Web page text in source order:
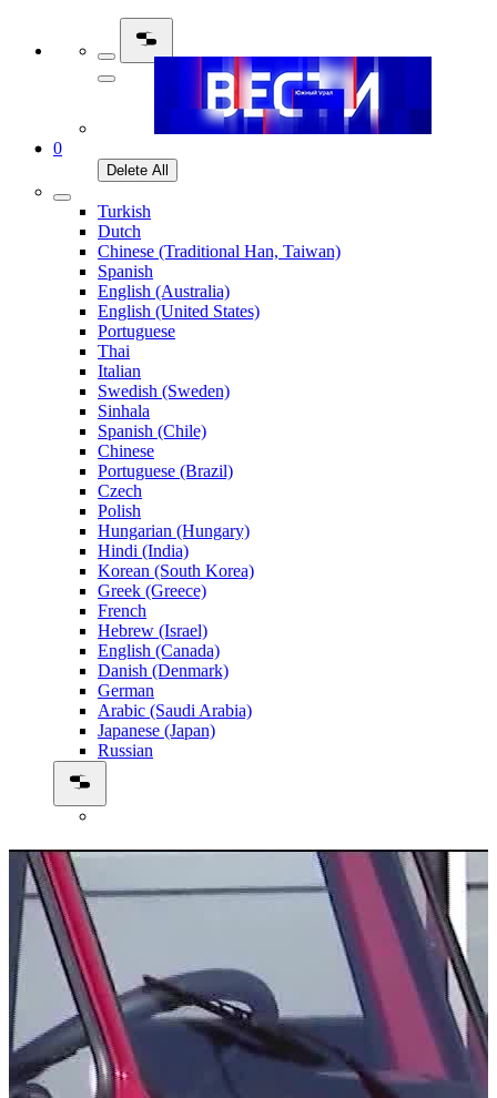
0
Delete All
Turkish
Dutch
Chinese (Traditional Han, Taiwan)
Spanish
English (Australia)
English (United States)
Portuguese
Thai
Italian
Swedish (Sweden)
Sinhala
Spanish (Chile)
Chinese
Portuguese (Brazil)
Czech
Polish
Hungarian (Hungary)
Hindi (India)
Korean (South Korea)
Greek (Greece)
French
Hebrew (Israel)
English (Canada)
Danish (Denmark)
German
Arabic (Saudi Arabia)
Japanese (Japan)
Russian